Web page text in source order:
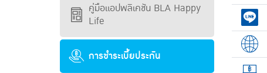
คู่มือแอปพลิเคชัน BLA Happy
Life
การชำระเบี้ยประกัน